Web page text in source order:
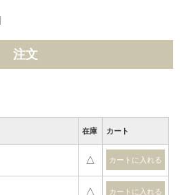
注文
在庫 カート
△
△